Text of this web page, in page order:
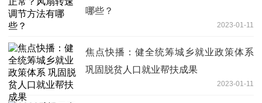
哪些？
2023-01-11
焦点快播：健全统筹城乡就业政策体系
巩固脱贫人口就业帮扶成果
2023-01-11